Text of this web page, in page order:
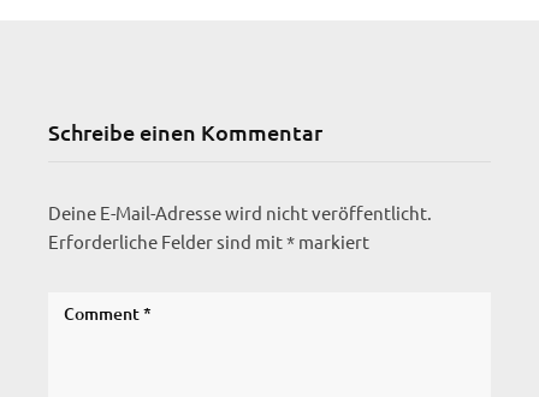
Schreibe einen Kommentar
Deine E-Mail-Adresse wird nicht veröffentlicht.
Erforderliche Felder sind mit* markiert